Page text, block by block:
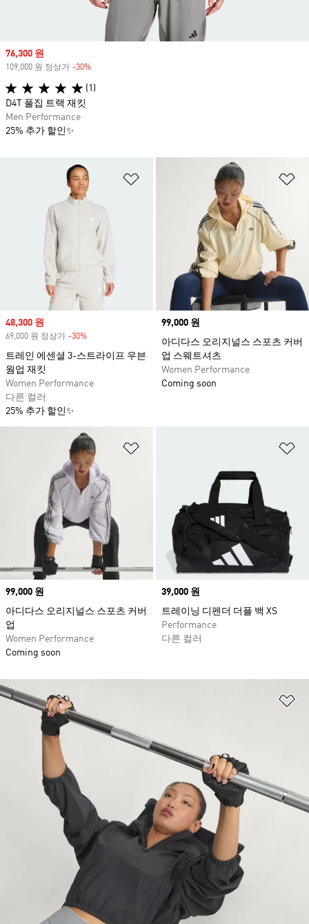
위시리스트 담기
Sale price
48,300 원
69,000 원 정상가 -30%
트레인 에센셜 3-스트라이프 우븐
웜업 재킷
Women Performance
다른 컬러
25% 추가 할인✨
Price
99,000 원
아디다스 오리지널스 스포츠 커버
업 스웨트셔츠
Women Performance
Coming soon
Price
99,000 원
아디다스 오리지널스 스포츠 커버
업
Women Performance
Coming soon
Price
39,000 원
트레이닝 디펜더 더플 백 XS
Performance
다른 컬러
Sale price
76,300 원
109,000 원 정상가 -30%
(1)
D4T 풀집 트랙 재킷
Men Performance
25% 추가 할인✨